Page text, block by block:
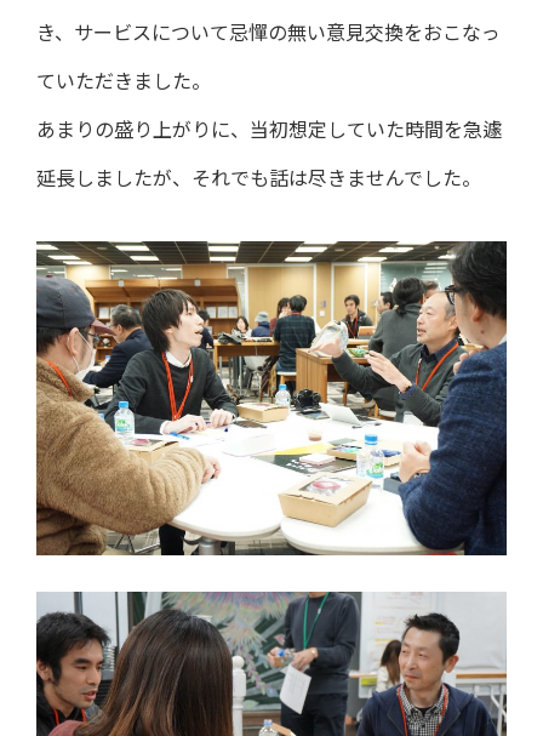
き、サービスについて忌憚の無い意見交換をおこなっ
ていただきました。
あまりの盛り上がりに、当初想定していた時間を急遽
延長しましたが、それでも話は尽きませんでした。